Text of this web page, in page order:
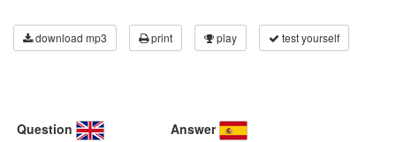
download mp3 print play test yourself
Question Answer